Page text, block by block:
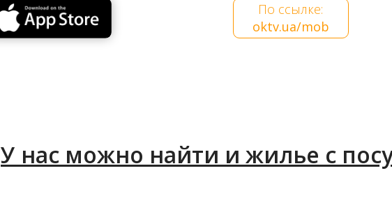
По ссылке:
oktv.ua/mob
У нас можно найти и жилье с